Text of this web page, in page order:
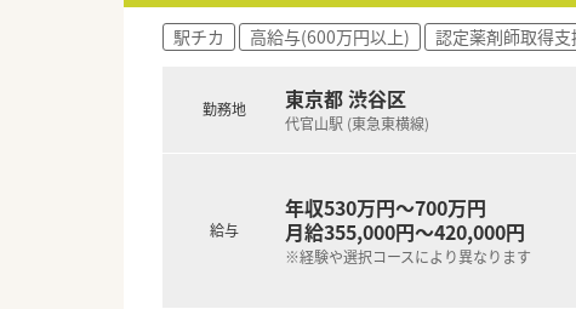
駅チカ 高給与(600万円以上) 認定薬剤師取得支
勤務地 東京都 渋谷区
代官山駅 (東急東横線)
給与
年収530万円～700万円
月給355,000円～420,000円
※経験や選択コースにより異なります